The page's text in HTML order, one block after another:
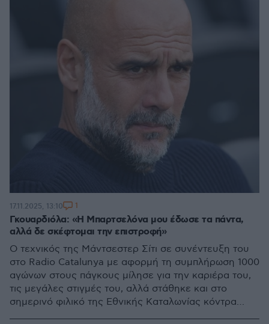
Γκουαρδιόλα: «Η Μπαρτσελόνα μου έδωσε τα πάντα,
αλλά δε σκέφτομαι την επιστροφή»
Ο τεχνικός της Μάντσεστερ Σίτι σε συνέντευξη του
στο Radio Catalunya με αφορμή τη συμπλήρωση 1000
αγώνων στους πάγκους μίλησε για την καριέρα του,
τις μεγάλες στιγμές του, αλλά στάθηκε και στο
σημερινό φιλικό της Εθνικής Καταλωνίας κόντρα
17.11.2025, 13:10 1